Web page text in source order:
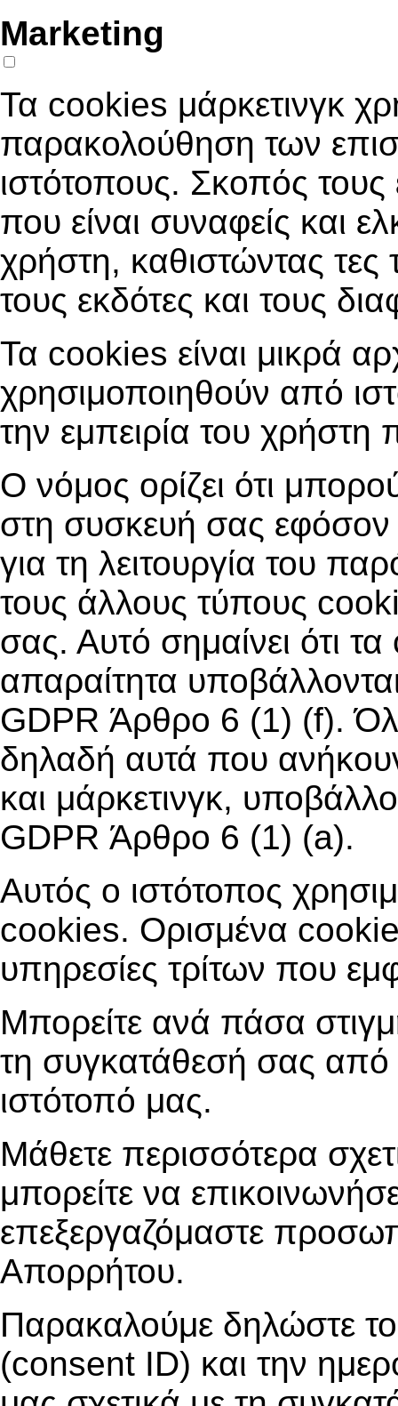
Marketing
Τα cookies μάρκετινγκ
παρακολούθηση των
ιστότοπους. Σκοπός
που είναι συναφείς και
χρήστη, καθιστώντας τες
τους εκδότες και τους
Τα cookies είναι μικρά
χρησιμοποιηθούν από
την εμπειρία του χρήστη
Ο νόμος ορίζει ότι
στη συσκευή σας εφόσον
για τη λειτουργία του
τους άλλους τύπους
σας. Αυτό σημαίνει ότι
απαραίτητα
GDPR Άρθρο 6 (1) (f).
δηλαδή αυτά που
και μάρκετινγκ,
GDPR Άρθρο 6 (1) (a).
Αυτός ο ιστότοπος
cookies. Ορισμένα
υπηρεσίες τρίτων που
Μπορείτε ανά πάσα
τη συγκατάθεσή σας
ιστότοπό μας.
Μάθετε περισσότερα
μπορείτε να
επεξεργαζόμαστε
Απορρήτου.
Παρακαλούμε δηλώστε
(consent ID) και την